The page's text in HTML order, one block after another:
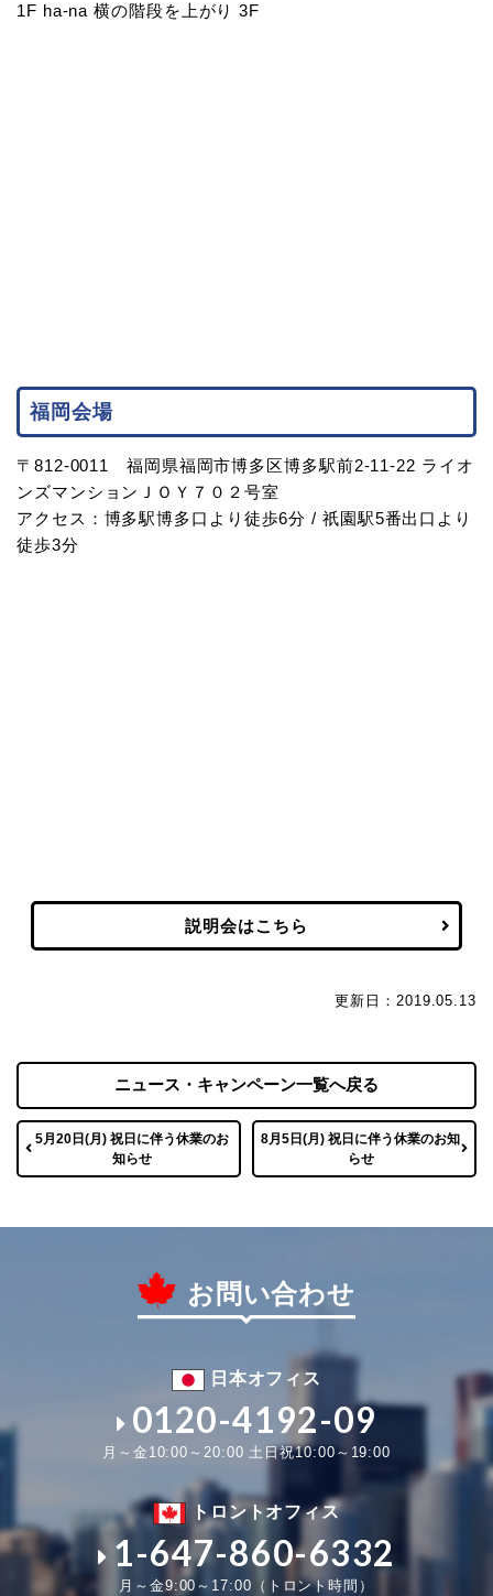
1F ha-na 横の階段を上がり 3F
福岡会場
〒812-0011 福岡県福岡市博多区博多駅前2-11-22 ライオ
ンズマンションＪＯＹ７０２号室
アクセス：博多駅博多口より徒歩6分 / 祇園駅5番出口より
徒歩3分
説明会はこちら
更新日：2019.05.13
5月20日(月) 祝日に伴う休業のお
知らせ
ニュース・キャンペーン一覧へ戻る
8月5日(月) 祝日に伴う休業のお知
らせ
お問い合わせ
日本オフィス
0120-4192-09
月～金10:00～20:00 土日祝10:00～19:00
トロントオフィス
1-647-860-6332
月～金9:00～17:00（トロント時間）